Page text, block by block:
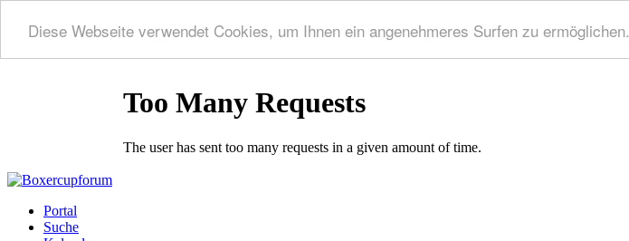
Diese Webseite verwendet Cookies, um Ihnen ein angenehmeres Surfen zu ermöglichen.
Portal
Suche